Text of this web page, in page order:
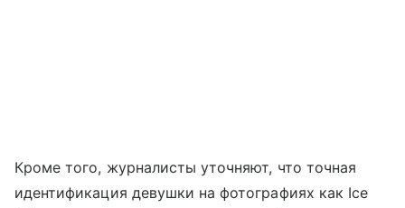
Кроме того, журналисты уточняют, что точная
идентификация девушки на фотографиях как Ice